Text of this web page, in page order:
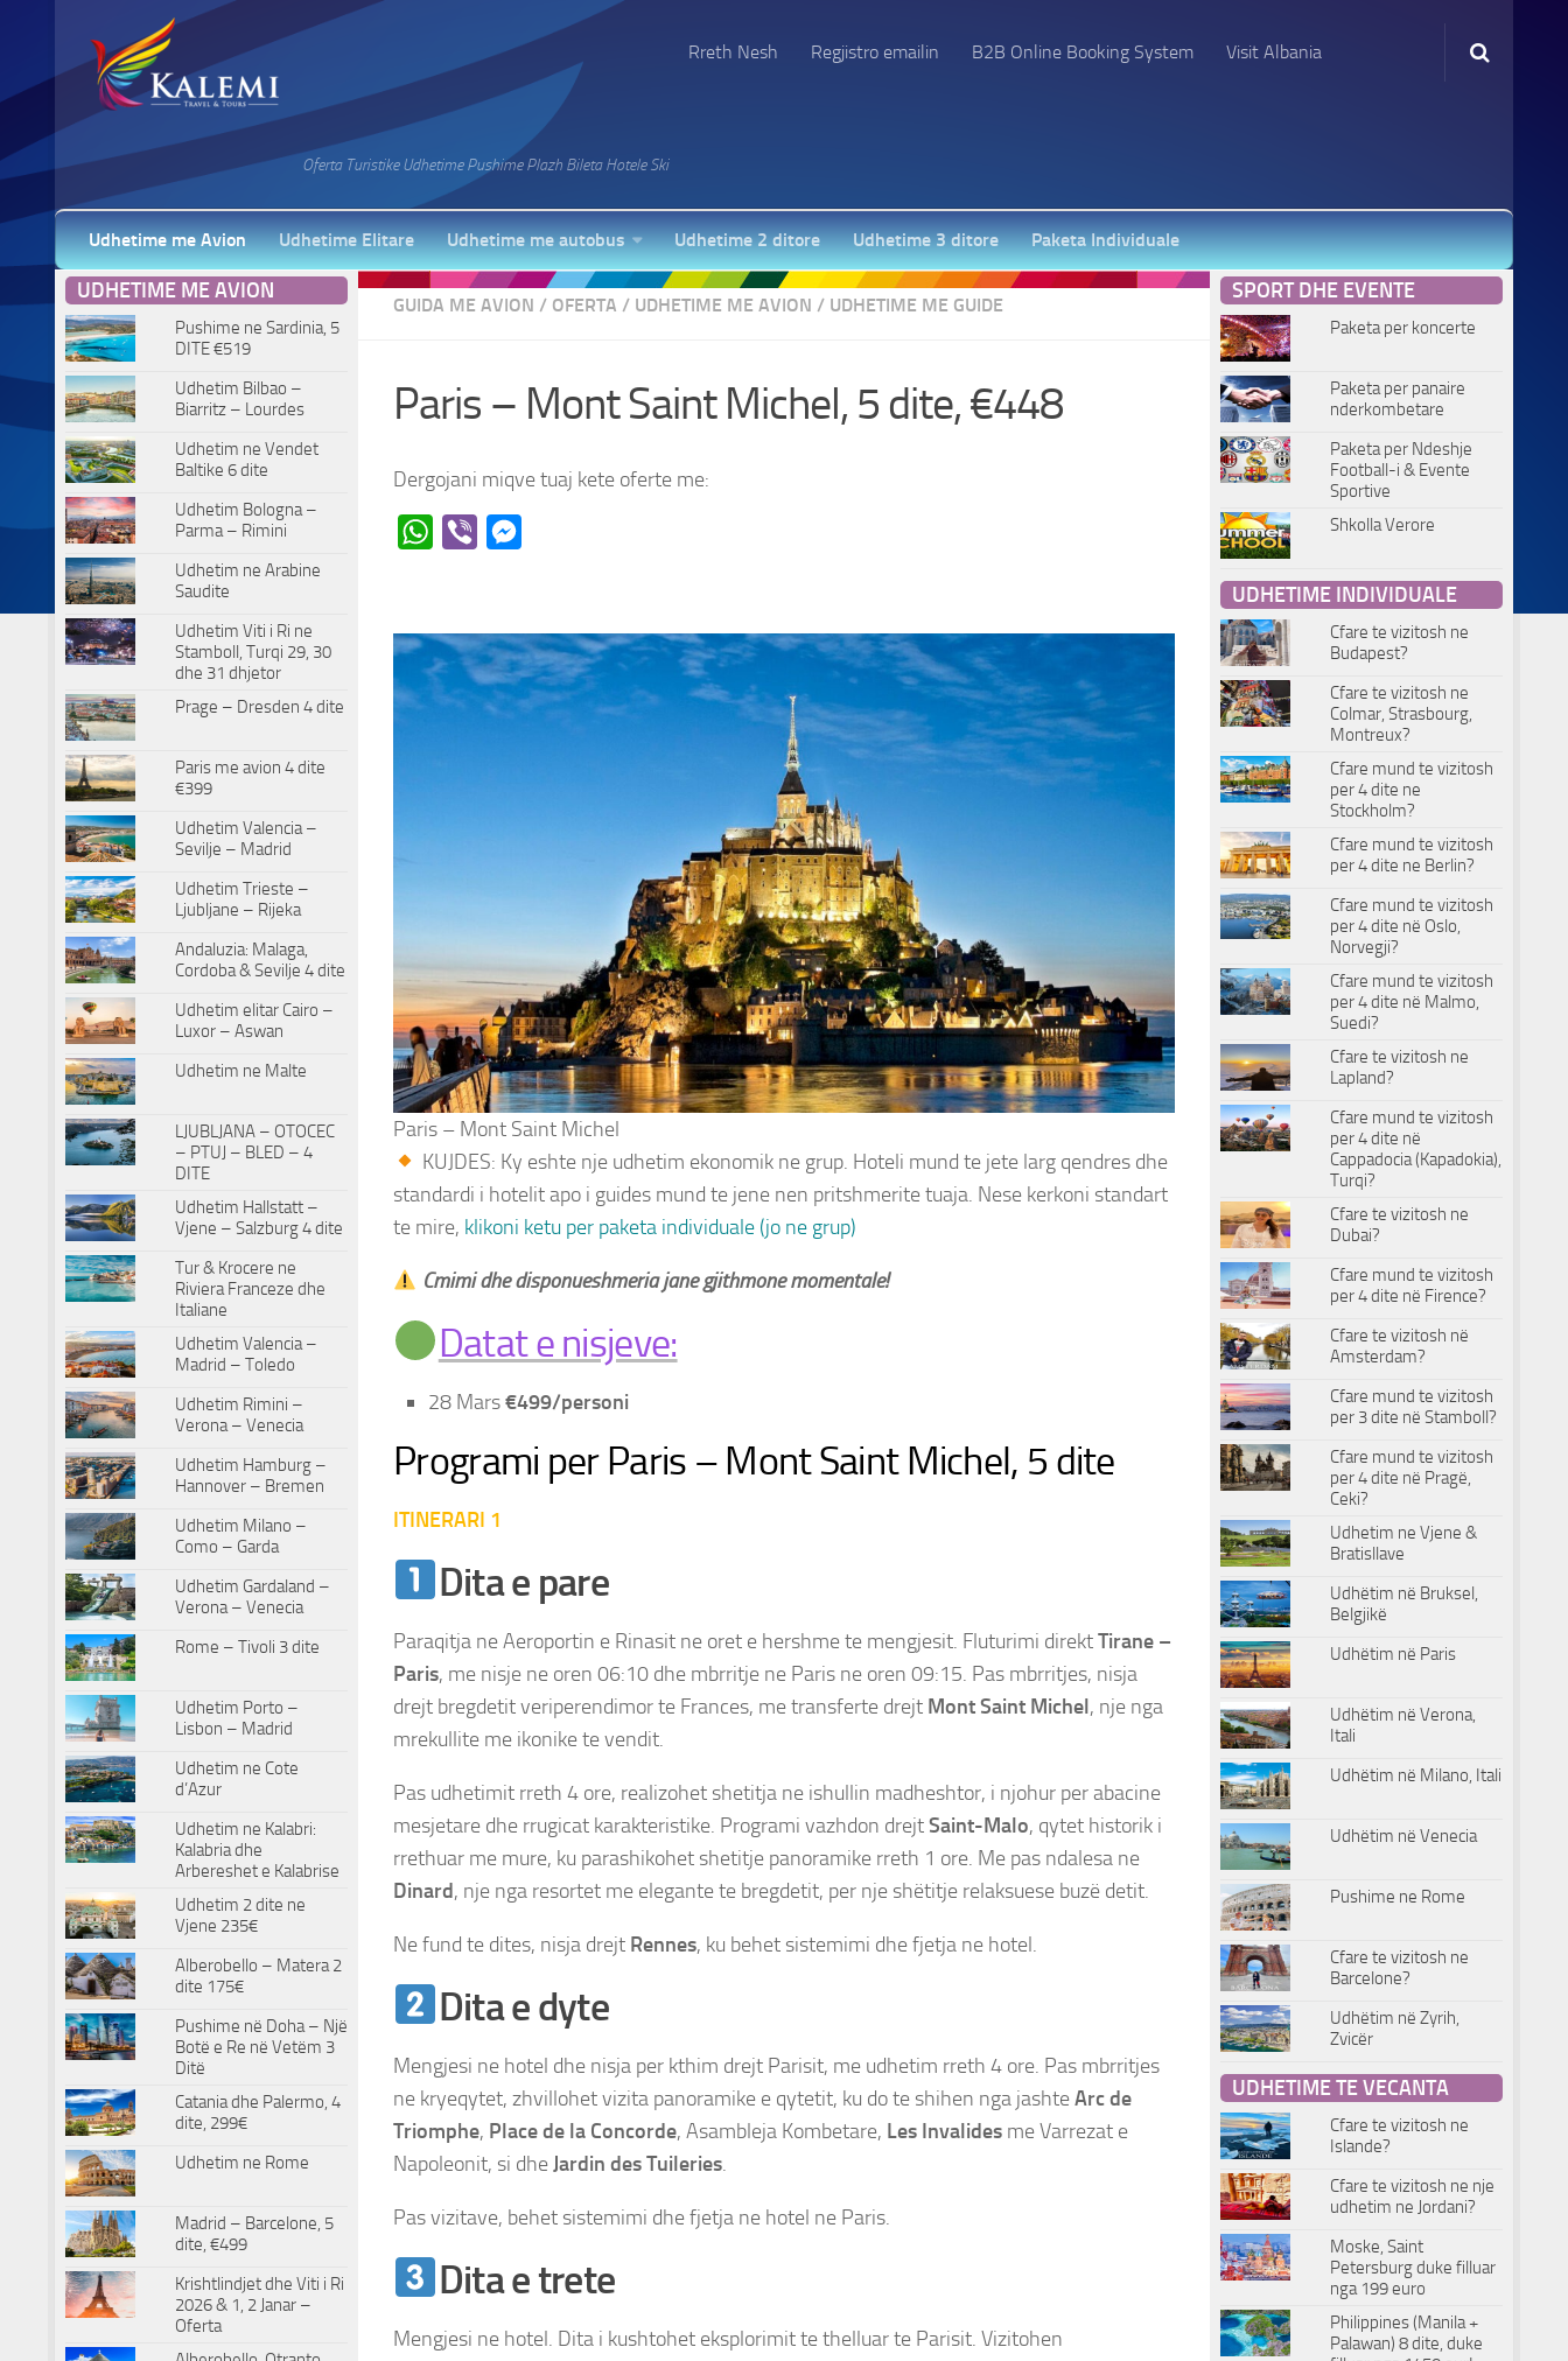
Rreth Nesh Regjistro emailin B2B Online Booking System Visit Albania
Oferta Turistike Udhetime Pushime Plazh Bileta Hotele Ski
Udhetime me Avion Udhetime Elitare Udhetime me autobus Udhetime 2 ditore Udhetime 3 ditore Paketa Individuale
GUIDA ME AVION / OFERTA / UDHETIME ME AVION / UDHETIME ME GUIDE
Paris – Mont Saint Michel, 5 dite, €448
Dergojani miqve tuaj kete oferte me:
WhatsApp
Viber
Paris – Mont Saint Michel
KUJDES: Ky eshte nje udhetim ekonomik ne grup. Hoteli mund te jete larg qendres dhe
standardi i hotelit apo i guides mund te jene nen pritshmerite tuaja. Nese kerkoni standart
te mire, klikoni ketu per paketa individuale (jo ne grup)
Cmimi dhe disponueshmeria jane gjithmone momentale!
Datat e nisjeve:
28 Mars€499/personi
Programi per Paris – Mont Saint Michel, 5 dite
ITINERARI 1
Dita e pare
Paraqitja ne Aeroportin e Rinasit ne oret e hershme te mengjesit. Fluturimi direktTirane –
Paris, me nisje ne oren 06:10 dhe mbrritje ne Paris ne oren 09:15. Pas mbrritjes, nisja
drejt bregdetit veriperendimor te Frances, me transferte drejt Mont Saint Michel, nje nga
mrekullite me ikonike te vendit.
Pas udhetimit rreth 4 ore, realizohet shetitja ne ishullin madheshtor, i njohur per abacine
mesjetare dhe rrugicat karakteristike. Programi vazhdon drejtSaint-Malo, qytet historik i
rrethuar me mure, ku parashikohet shetitje panoramike rreth 1 ore. Me pas ndalesa ne
Dinard, nje nga resortet me elegante te bregdetit, per nje shëtitje relaksuese buzë detit.
Ne fund te dites, nisja drejt Rennes, ku behet sistemimi dhe fjetja ne hotel.
Dita e dyte
Mengjesi ne hotel dhe nisja per kthim drejt Parisit, me udhetim rreth 4 ore. Pas mbrritjes
ne kryeqytet, zhvillohet vizita panoramike e qytetit, ku do te shihen nga jashteArc de
Triomphe, Place de la Concorde, Asambleja Kombetare, Les Invalides me Varrezat e
Napoleonit, si dheJardin des Tuileries.
Pas vizitave, behet sistemimi dhe fjetja ne hotel ne Paris.
Dita e trete
Mengjesi ne hotel. Dita i kushtohet eksplorimit te thelluar te Parisit. Vizitohen
UDHETIME ME AVION
Pushime ne Sardinia, 5
DITE €519
Udhetim Bilbao –
Biarritz – Lourdes
Udhetim ne Vendet
Baltike 6 dite
Udhetim Bologna –
Parma – Rimini
Udhetim ne Arabine
Saudite
Udhetim Viti i Ri ne
Stamboll, Turqi 29, 30
dhe 31 dhjetor
Prage – Dresden 4 dite
Paris me avion 4 dite
€399
Udhetim Valencia –
Sevilje – Madrid
Udhetim Trieste –
Ljubljane – Rijeka
Andaluzia: Malaga,
Cordoba & Sevilje 4 dite
Udhetim elitar Cairo –
Luxor – Aswan
Udhetim ne Malte
LJUBLJANA – OTOCEC
– PTUJ – BLED – 4
DITE
Udhetim Hallstatt –
Vjene – Salzburg 4 dite
Tur & Krocere ne
Riviera Franceze dhe
Italiane
Udhetim Valencia –
Madrid – Toledo
Udhetim Rimini –
Verona – Venecia
Udhetim Hamburg –
Hannover – Bremen
Udhetim Milano –
Como – Garda
Udhetim Gardaland –
Verona – Venecia
Rome – Tivoli 3 dite
Udhetim Porto –
Lisbon – Madrid
Udhetim ne Cote
d’Azur
Udhetim ne Kalabri:
Kalabria dhe
Arbereshet e Kalabrise
Udhetim 2 dite ne
Vjene 235€
Alberobello – Matera 2
dite 175€
Pushime në Doha – Një
Botë e Re në Vetëm 3
Ditë
Catania dhe Palermo, 4
dite, 299€
Udhetim ne Rome
Madrid – Barcelone, 5
dite, €499
Krishtlindjet dhe Viti i Ri
2026 & 1, 2 Janar –
Oferta
SPORT DHE EVENTE
Paketa per koncerte
Paketa per panaire
nderkombetare
Paketa per Ndeshje
Football-i & Evente
Sportive
Shkolla Verore
UDHETIME INDIVIDUALE
Cfare te vizitosh ne
Budapest?
Cfare te vizitosh ne
Colmar, Strasbourg,
Montreux?
Cfare mund te vizitosh
per 4 dite ne
Stockholm?
Cfare mund te vizitosh
per 4 dite ne Berlin?
Cfare mund te vizitosh
per 4 dite në Oslo,
Norvegji?
Cfare mund te vizitosh
per 4 dite në Malmo,
Suedi?
Cfare te vizitosh ne
Lapland?
Cfare mund te vizitosh
per 4 dite në
Cappadocia (Kapadokia),
Turqi?
Cfare te vizitosh ne
Dubai?
Cfare mund te vizitosh
per 4 dite në Firence?
Cfare te vizitosh në
Amsterdam?
Cfare mund te vizitosh
per 3 dite në Stamboll?
Cfare mund te vizitosh
per 4 dite në Pragë,
Ceki?
Udhetim ne Vjene &
Bratisllave
Udhëtim në Bruksel,
Belgjikë
Udhëtim në Paris
Udhëtim në Verona,
Itali
Udhëtim në Milano, Itali
Udhëtim në Venecia
Pushime ne Rome
Cfare te vizitosh ne
Barcelone?
Udhëtim në Zyrih,
Zvicër
UDHETIME TE VECANTA
Cfare te vizitosh ne
Islande?
Cfare te vizitosh ne nje
udhetim ne Jordani?
Moske, Saint
Petersburg duke filluar
nga 199 euro
Philippines (Manila +
Palawan) 8 dite, duke